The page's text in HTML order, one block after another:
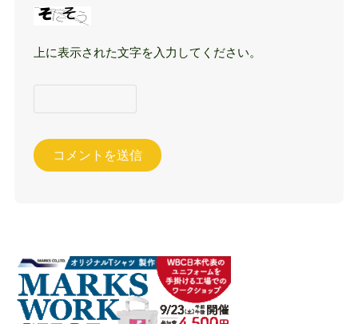
上に表示された文字を入力してください。